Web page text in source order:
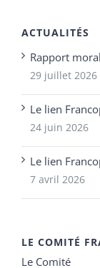
ACTUALITÉS
Rapport
29 juillet 2026
Le lien
24 juin 2026
Le lien
7 avril 2026
LE COMITÉ
Le Comité